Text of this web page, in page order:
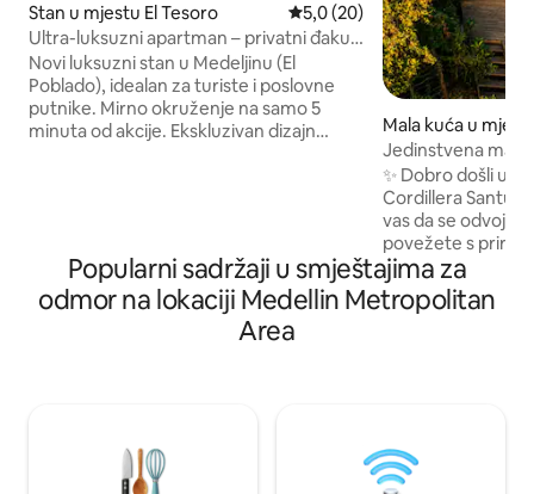
Stan u mjestu El Tesoro prosječna ocjena 5,0 od 5,
5,0 (20)
Ultra-luksuzni apartman – privatni đakuzi
– El Poblado/AC
Novi luksuzni stan u Medeljinu (El
Poblado), idealan za turiste i poslovne
putnike. Mirno okruženje na samo 5
minuta od akcije. Ekskluzivan dizajn
Grejani bazen, đakuzi i parno kupatilo
Restoran i spa u sklopu smeštaja
Potpuno opremljena teretana Namenski
radni prostor Besplatan prostor za
Mala kuća u
Jedinstvena mala
Medeljin i izlazak
✨ Dobro došli u
Cordillera
vas da se
povežete s
prostor za
boravke, sa svim
istinsko isključivanje. 🔥
Odmorite se u
uživanje u
Popularni sadržaji u smještajima za
odmor na lokaciji Medellin Metropolitan
Area